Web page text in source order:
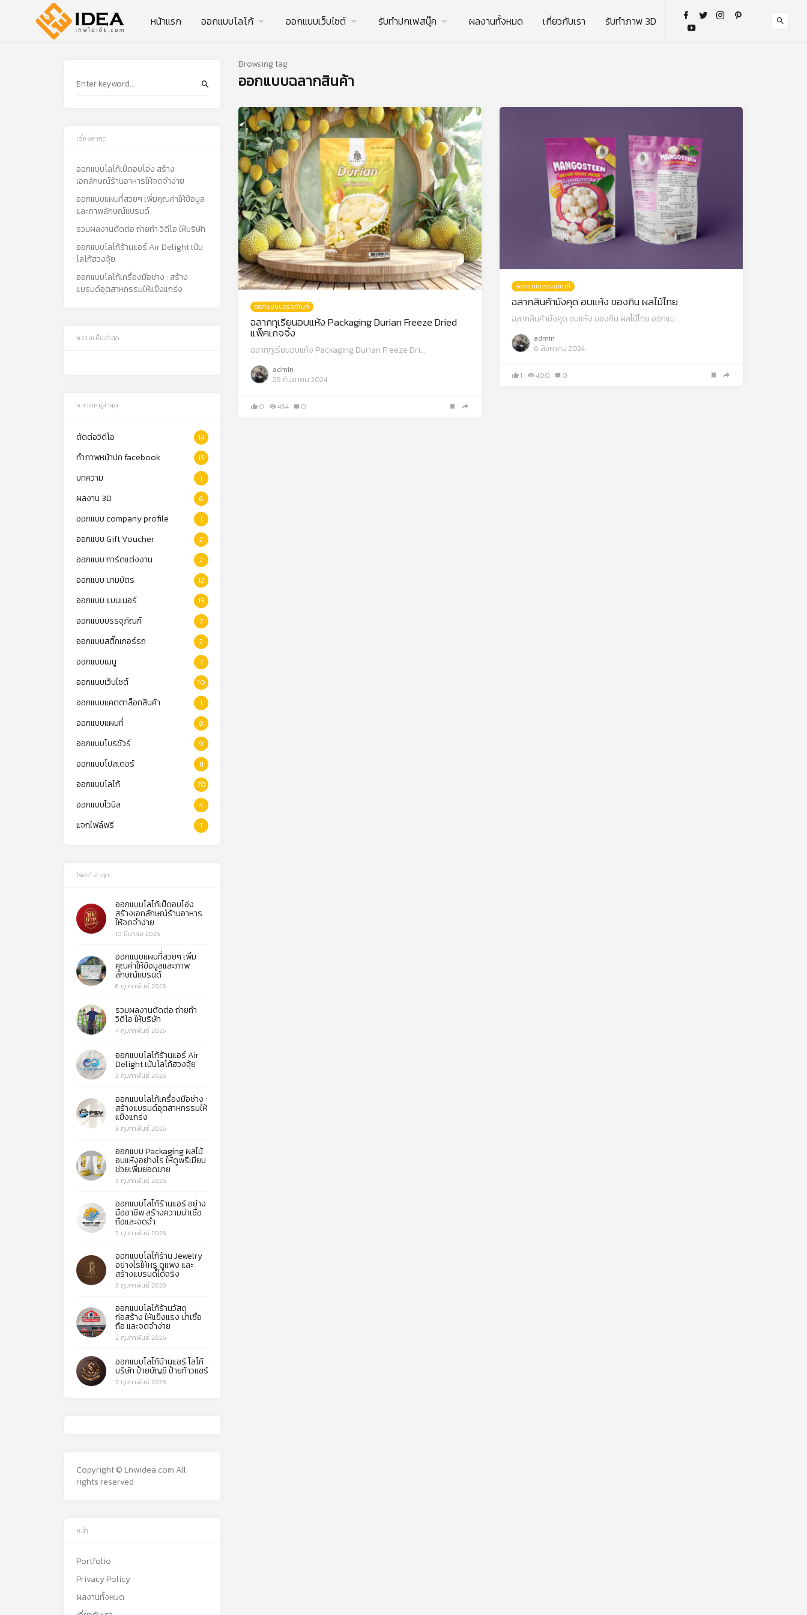
หน้าแรก ออกแบบโลโก้ ออกแบบเว็บไซต์ รับทําปกเฟสบุ๊ค ผลงานทั้งหมด เกี่ยวกับเรา รับทำภาพ 3D
Browsing tag
ออกแบบฉลากสินค้า
ออกแบบบรรจุภัณฑ์
ฉลากทุเรียนอบแห้ง Packaging Durian Freeze Dried
แพ็คเกจจิ้ง
ฉลากทุเรียนอบแห้ง Packaging Durian Freeze Dri…
admin
28 กันยายน 2024
0 454 0
ออกแบบบรรจุภัณฑ์
ฉลากสินค้ามังคุด อบแห้ง ของกิน ผลไม้ไทย
ฉลากสินค้ามังคุด อบแห้ง ของกิน ผลไม้ไทย ออกแบ…
admin
6 สิงหาคม 2024
1 400 0
เรื่องล่าสุด
ออกแบบโลโก้เป็ดอบโอ่ง สร้าง
เอกลักษณ์ร้านอาหารให้จดจำง่าย
ออกแบบแผนที่สวยๆ เพิ่มคุณค่าให้ข้อมูล
และภาพลักษณ์แบรนด์
รวมผลงานตัดต่อ ถ่ายทำ วิดีโอ ให้บริษัท
ออกแบบโลโก้ร้านแอร์ Air Delight เน้น
โลโก้ฮวงจุ้ย
ออกแบบโลโก้เครื่องมือช่าง : สร้าง
แบรนด์อุตสาหกรรมให้แข็งแกร่ง
ความเห็นล่าสุด
หมวดหมู่ล่าสุด
ตัดต่อวิดีโอ 14
ทำภาพหน้าปก facebook 15
บทความ 1
ผลงาน 3D 6
ออกแบบ company profile 1
ออกแบบ Gift Voucher 2
ออกแบบ การ์ดแต่งงาน 2
ออกแบบ นามบัตร 12
ออกแบบ แบนเนอร์ 15
ออกแบบบรรจุภัณฑ์ 7
ออกแบบสติ๊กเกอร์รถ 2
ออกแบบเมนู 7
ออกแบบเว็บไซต์ 10
ออกแบบแคตตาล็อกสินค้า 1
ออกแบบแผนที่ 8
ออกแบบโบรชัวร์ 9
ออกแบบโปสเตอร์ 11
ออกแบบโลโก้ 70
ออกแบบไวนิล 4
แจกไฟล์ฟรี 1
โพสต์ ล่าสุด
ออกแบบโลโก้เป็ดอบโอ่ง
สร้างเอกลักษณ์ร้านอาหาร
ให้จดจำง่าย
10 มีนาคม 2026
ออกแบบแผนที่สวยๆ เพิ่ม
คุณค่าให้ข้อมูลและภาพ
ลักษณ์แบรนด์
6 กุมภาพันธ์ 2026
รวมผลงานตัดต่อ ถ่ายทำ
วิดีโอ ให้บริษัท
4 กุมภาพันธ์ 2026
ออกแบบโลโก้ร้านแอร์ Air
Delight เน้นโลโก้ฮวงจุ้ย
3 กุมภาพันธ์ 2026
ออกแบบโลโก้เครื่องมือช่าง :
สร้างแบรนด์อุตสาหกรรมให้
แข็งแกร่ง
3 กุมภาพันธ์ 2026
ออกแบบ Packaging ผลไม้
อบแห้งอย่างไร ให้ดูพรีเมียม
ช่วยเพิ่มยอดขาย
3 กุมภาพันธ์ 2026
ออกแบบโลโก้ร้านแอร์ อย่าง
มืออาชีพ สร้างความน่าเชื่อ
ถือและจดจำ
3 กุมภาพันธ์ 2026
ออกแบบโลโก้ร้าน Jewelry
อย่างไรให้หรู ดูแพง และ
สร้างแบรนด์ได้จริง
3 กุมภาพันธ์ 2026
ออกแบบโลโก้ร้านวัสดุ
ก่อสร้าง ให้แข็งแรง น่าเชื่อ
ถือ และจดจำง่าย
2 กุมภาพันธ์ 2026
ออกแบบโลโก้บ้านแชร์ โลโก้
บริษัท ป้ายบัญชี ป้ายท้าวแชร์
2 กุมภาพันธ์ 2026
Copyright © Lnwidea.com All
rights reserved
หน้า
Portfolio
Privacy Policy
ผลงานทั้งหมด